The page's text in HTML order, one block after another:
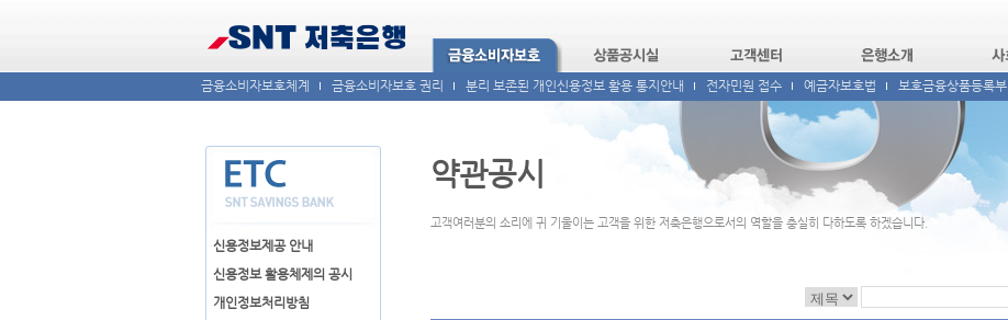
금융소비자보호체계 금융소비자보호 권리 분리 보존된 개인신용정보 활용 통지안내 전자민원 접수 예금자보호법 보호금융상품등록부
신용정보제공 안내
신용정보 활용체제의 공시
개인정보처리방침
약관공시
고객여러분의 소리에 귀 기울이는 고객을 위한 저축은행으로서의 역할을 충실히 다하도록 하겠습니다.